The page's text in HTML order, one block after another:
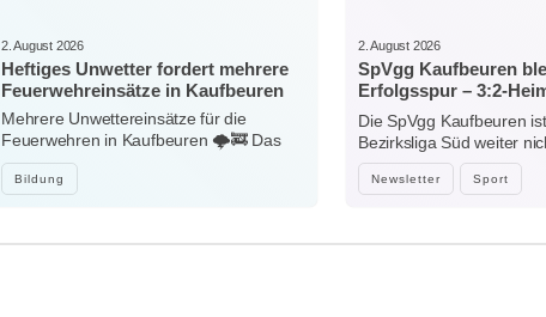
Bildung
2. August 2026
Heftiges Unwetter fordert mehrere
Feuerwehreinsätze in Kaufbeuren
Mehrere Unwettereinsätze für die
Feuerwehren in Kaufbeuren 🌩️🚒 Das
heftige…
Newsletter Sport
2. August 2026
SpVgg Kaufbeuren
Erfolgsspur – 3:2-
Niedersonthofen
Die SpVgg Kaufbeuren
Bezirksliga Süd weiter